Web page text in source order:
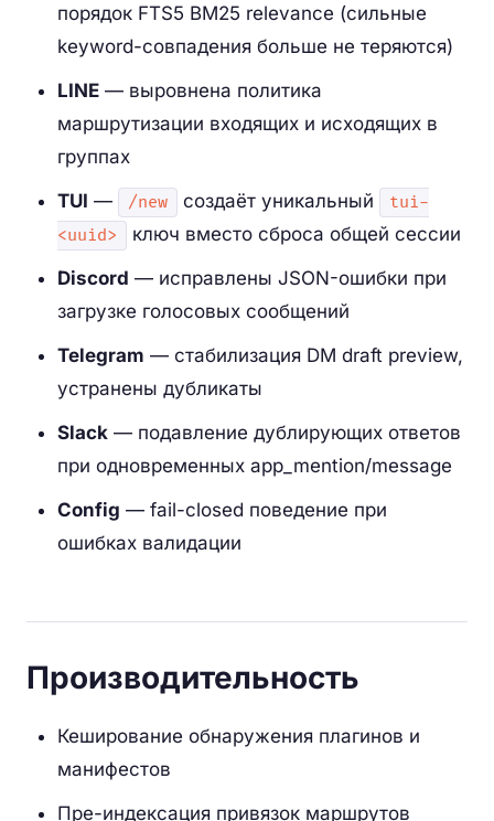
порядок FTS5 BM25 relevance (сильные
keyword-совпадения больше не теряются)
LINE — выровнена политика
маршрутизации входящих и исходящих в
группах
TUI — /new создаёт уникальный
tui-
<uuid>
ключ вместо сброса общей сессии
Discord — исправлены JSON-ошибки при
загрузке голосовых сообщений
Telegram — стабилизация DM draft preview,
устранены дубликаты
Slack — подавление дублирующих ответов
при одновременных app_mention/message
Config — fail-closed поведение при
ошибках валидации
Производительность
Кеширование обнаружения плагинов и
манифестов
Пре-индексация привязок маршрутов